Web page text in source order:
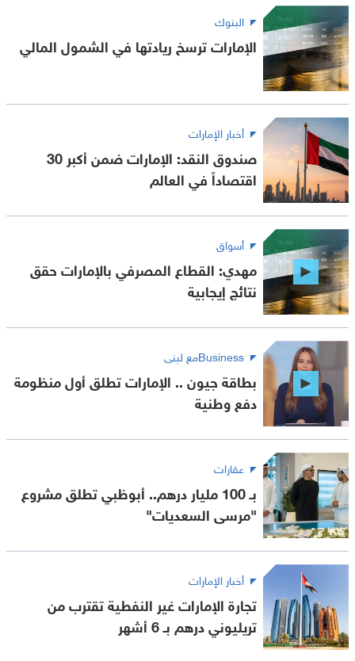
البنوك
الإمارات ترسخ ريادتها في الشمول المالي
أخبار الإمارات
صندوق النقد: الإمارات ضمن أكبر 30
اقتصاداً في العالم
أسواق
مهدي: القطاع المصرفي بالإمارات حقق
نتائج إيجابية
Businessمع لبنى
بطاقة جيون .. الإمارات تطلق أول منظومة
دفع وطنية
عقارات
بـ 100 مليار درهم.. أبوظبي تطلق مشروع
"مرسى السعديات"
أخبار الإمارات
تجارة الإمارات غير النفطية تقترب من
تريليوني درهم بـ 6 أشهر